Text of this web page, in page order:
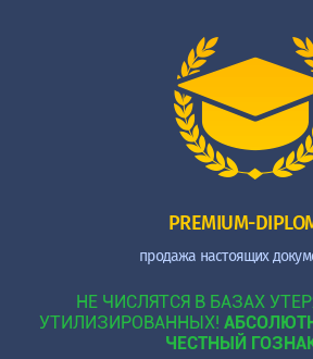
PREMIUM-
продажа настоящих
НЕ ЧИСЛЯТСЯ В БАЗАХ
УТИЛИЗИРОВАННЫХ!
ЧЕСТНЫЙ